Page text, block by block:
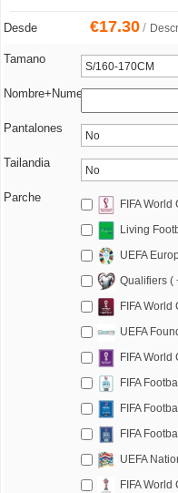
Desde €17.30/
Tamano
Nombre+Numero
Pantalones
Tailandia
Parche
FIFA
Living
UEFA
Qualifiers (
FIFA
UEFA
FIFA
FIFA
FIFA
FIFA
UEFA
FIFA